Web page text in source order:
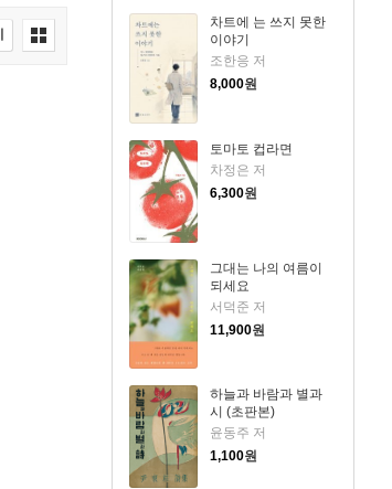
차트에 는 쓰지 못한
이야기
조한응 저
8,000원
토마토 컵라면
차정은 저
6,300원
그대는 나의 여름이
되세요
서덕준 저
11,900원
하늘과 바람과 별과
시 (초판본)
윤동주 저
1,100원